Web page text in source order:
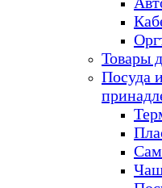
Товары
Посуда